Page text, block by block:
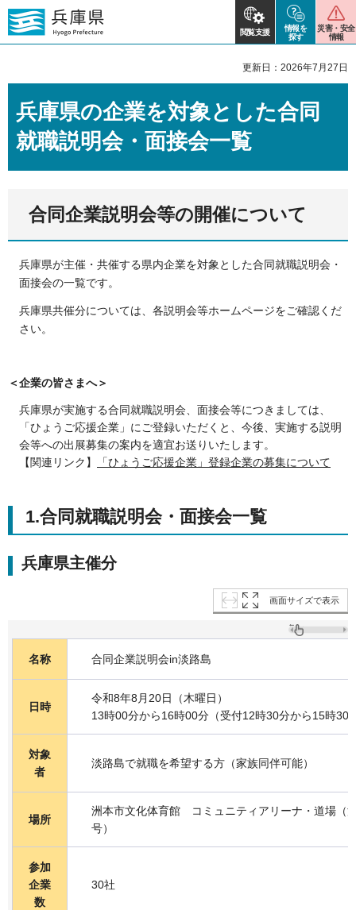
閲覧支援
情報を
探す
災害・安全
情報
更新日：2026年7月27日
兵庫県の企業を対象とした合同
就職説明会・面接会一覧
合同企業説明会等の開催について
兵庫県が主催・共催する県内企業を対象とした合同就職説明会・
面接会の一覧です。
兵庫県共催分については、各説明会等ホームページをご確認くだ
さい。
＜企業の皆さまへ＞
兵庫県が実施する合同就職説明会、面接会等につきましては、
「ひょうご応援企業」にご登録いただくと、今後、実施する説明
会等への出展募集の案内を適宜お送りいたします。
【関連リンク】
「ひょうご応援企業」登録企業の募集について
1.合同就職説明会・面接会一覧
兵庫県主催分
画面サイズで表示
名称 合同企業説明会in淡路島
日時
令和8年8月20日（木曜日）
13時00分から16時00分（受付12時30分から15時30
対象
者
淡路島で就職を希望する方（家族同伴可能）
場所
洲本市文化体育館 コミュニティアリーナ・道場（
号）
参加
企業
数
30社